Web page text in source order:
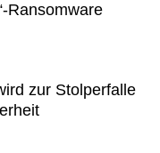
Ransomware
zur Stolperfalle